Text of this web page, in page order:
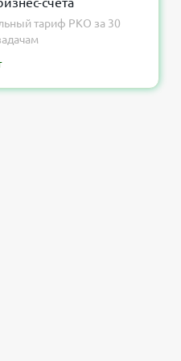
тариф РКО за 30